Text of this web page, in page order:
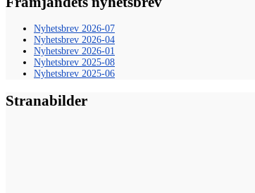
Nyhetsbrev 2026-07
Nyhetsbrev 2026-04
Nyhetsbrev 2026-01
Nyhetsbrev 2025-08
Nyhetsbrev 2025-06
Stranabilder